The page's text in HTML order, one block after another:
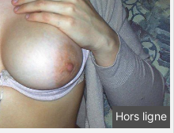
Hors ligne